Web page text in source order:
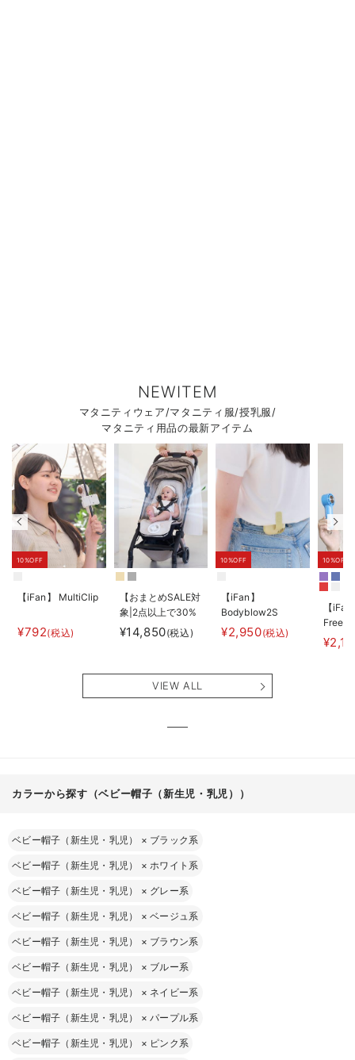
NEWITEM
マタニティウェア/マタニティ服/授乳服/
マタニティ用品の最新アイテム
10%OFF
【iFan】 MultiClip
¥792(税込)
【おまとめSALE対
象|2点以上で30%
オフ】
【AIRMON】
アム
¥14,850(税込)
10%OFF
【iFan】
Bodyblow2S
¥2,950(税込)
10%OFF
【
Freeze
VIEW ALL
カラーから探す（ベビー帽子（新生児・乳児））
ベビー帽子（新生児・乳児） × ブラック系
ベビー帽子（新生児・乳児） ×ホワイト系
ベビー帽子（新生児・乳児） × グレー系
ベビー帽子（新生児・乳児） ×ベージュ系
ベビー帽子（新生児・乳児） × ブラウン系
ベビー帽子（新生児・乳児） × ブルー系
ベビー帽子（新生児・乳児） × ネイビー系
ベビー帽子（新生児・乳児） ×パープル系
ベビー帽子（新生児・乳児） × ピンク系